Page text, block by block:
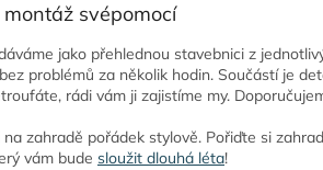
svépomocí
jako přehlednou stavebnici z
problémů za několik hodin. Součástí je
rádi vám ji zajistíme my.
na zahradě pořádek stylově. Pořiďte si
vám bude sloužit dlouhá léta!